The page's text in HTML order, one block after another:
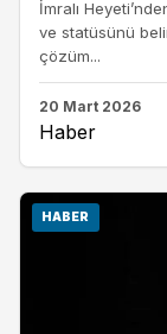
İmralı
ve statüsünü
çözüm...
20 Mart 2026
Haber
HABER